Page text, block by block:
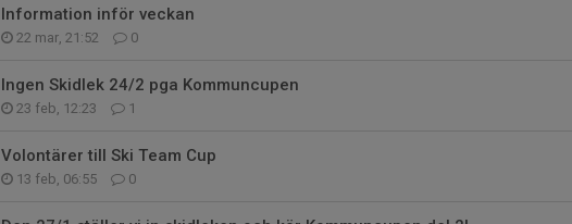
Information inför veckan
22 mar, 21:52 0
Ingen Skidlek 24/2 pga Kommuncupen
23 feb, 12:23 1
Volontärer till Ski Team Cup
13 feb, 06:55 0